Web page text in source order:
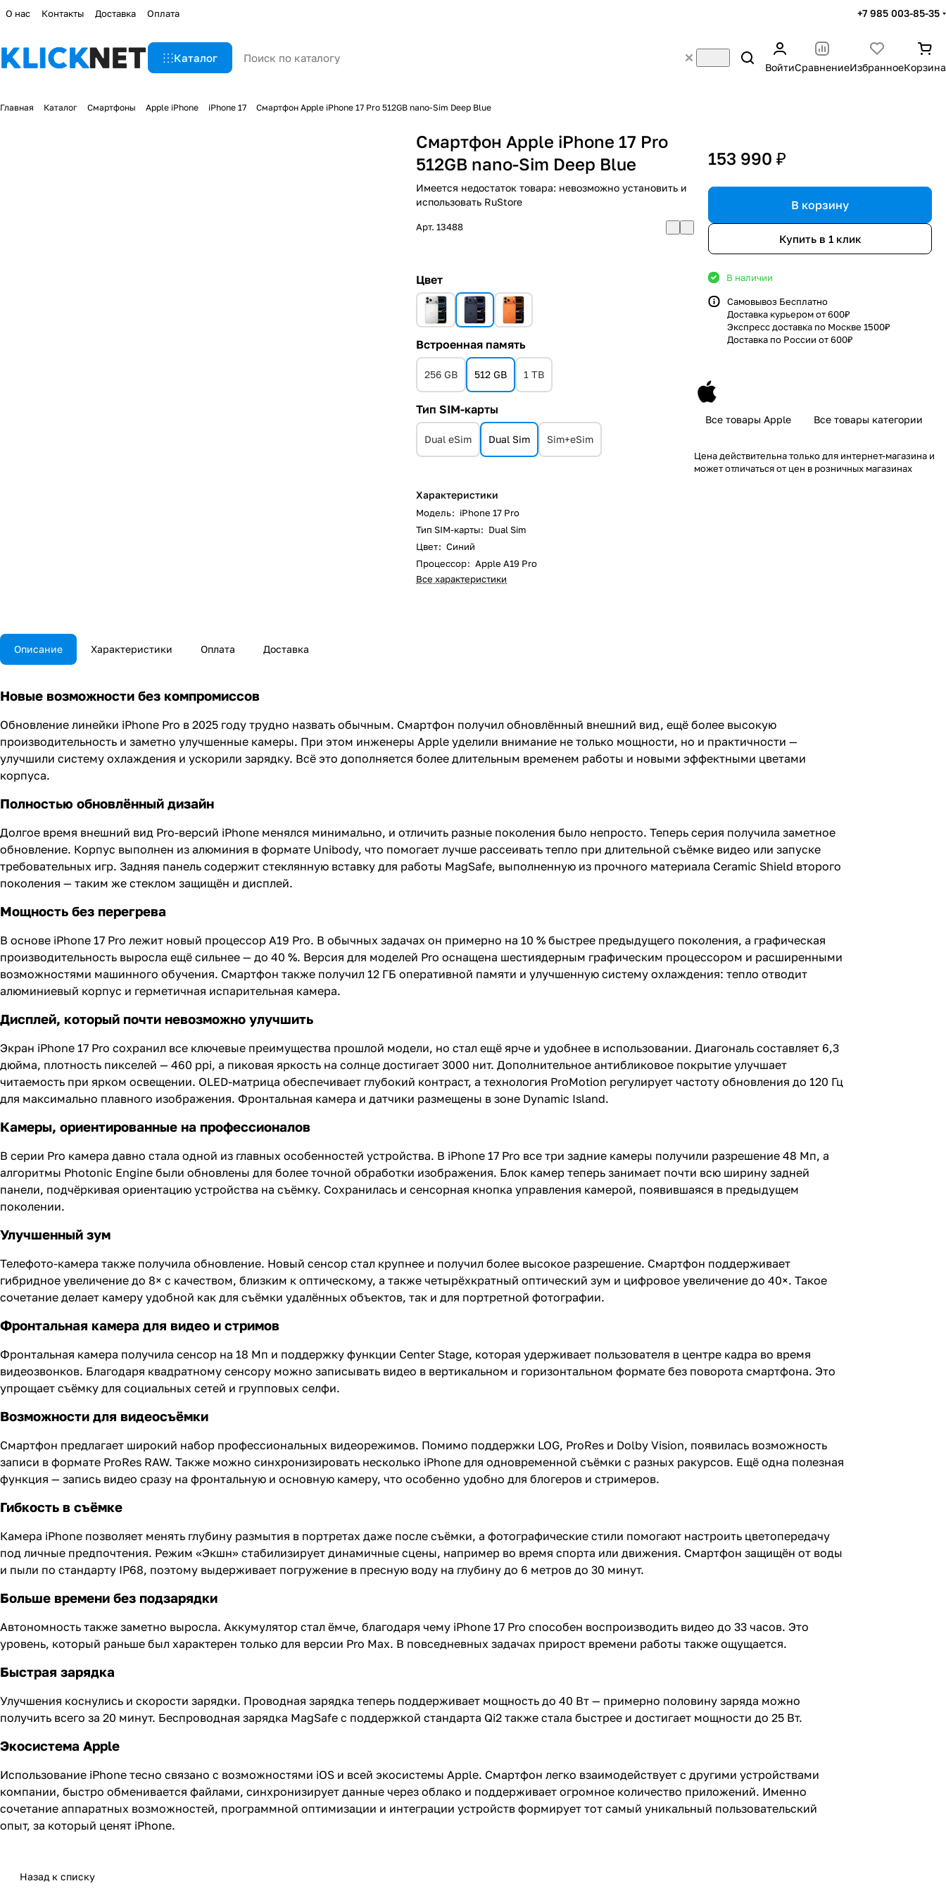
О нас Контакты Доставка Оплата +7 985 003-85-35
Каталог
ВойтиСравнениеИзбранноеКорзина
Главная Каталог Смартфоны Apple iPhone iPhone 17 Смартфон Apple iPhone 17 Pro 512GB nano-Sim Deep Blue
Смартфон Apple iPhone 17 Pro
512GB nano-Sim Deep Blue
Имеется недостаток товара: невозможно установить и
использовать RuStore
Арт.13488
Цвет
Встроенная память
256 GB 512 GB 1 TB
Тип SIM-карты
Dual eSim Dual Sim Sim+eSim
Характеристики
Модель: iPhone 17 Pro
Тип SIM-карты: Dual Sim
Цвет: Синий
Процессор: Apple A19 Pro
Все характеристики
153 990 ₽
В корзину
Купить в 1 клик
В наличии
Самовывоз Бесплатно
Доставка курьером от 600₽
Экспресс доставка по Москве 1500₽
Доставка по России от 600₽
Все товары Apple Все товары категории
Цена действительна только для интернет-магазина и
может отличаться от цен в розничных магазинах
Описание Характеристики Оплата Доставка
Новые возможности без компромиссов
Обновление линейки iPhone Pro в 2025 году трудно назвать обычным. Смартфон получил обновлённый внешний вид, ещё более высокую
производительность и заметно улучшенные камеры. При этом инженеры Apple уделили внимание не только мощности, но и практичности —
улучшили систему охлаждения и ускорили зарядку. Всё это дополняется более длительным временем работы и новыми эффектными цветами
корпуса.
Полностью обновлённый дизайн
Долгое время внешний вид Pro-версий iPhone менялся минимально, и отличить разные поколения было непросто. Теперь серия получила заметное
обновление. Корпус выполнен из алюминия в формате Unibody, что помогает лучше рассеивать тепло при длительной съёмке видео или запуске
требовательных игр. Задняя панель содержит стеклянную вставку для работы MagSafe, выполненную из прочного материала Ceramic Shield второго
поколения — таким же стеклом защищён и дисплей.
Мощность без перегрева
В основе iPhone 17 Pro лежит новый процессор A19 Pro. В обычных задачах он примерно на 10 % быстрее предыдущего поколения, а графическая
производительность выросла ещё сильнее — до 40 %. Версия для моделей Pro оснащена шестиядерным графическим процессором и расширенными
возможностями машинного обучения. Смартфон также получил 12 ГБ оперативной памяти и улучшенную систему охлаждения: тепло отводит
алюминиевый корпус и герметичная испарительная камера.
Дисплей, который почти невозможно улучшить
Экран iPhone 17 Pro сохранил все ключевые преимущества прошлой модели, но стал ещё ярче и удобнее в использовании. Диагональ составляет 6,3
дюйма, плотность пикселей — 460 ppi, а пиковая яркость на солнце достигает 3000 нит. Дополнительное антибликовое покрытие улучшает
читаемость при ярком освещении. OLED-матрица обеспечивает глубокий контраст, а технология ProMotion регулирует частоту обновления до 120 Гц
для максимально плавного изображения. Фронтальная камера и датчики размещены в зоне Dynamic Island.
Камеры, ориентированные на профессионалов
В серии Pro камера давно стала одной из главных особенностей устройства. В iPhone 17 Pro все три задние камеры получили разрешение 48 Мп, а
алгоритмы Photonic Engine были обновлены для более точной обработки изображения. Блок камер теперь занимает почти всю ширину задней
панели, подчёркивая ориентацию устройства на съёмку. Сохранилась и сенсорная кнопка управления камерой, появившаяся в предыдущем
поколении.
Улучшенный зум
Телефото-камера также получила обновление. Новый сенсор стал крупнее и получил более высокое разрешение. Смартфон поддерживает
гибридное увеличение до 8× с качеством, близким к оптическому, а также четырёхкратный оптический зум и цифровое увеличение до 40×. Такое
сочетание делает камеру удобной как для съёмки удалённых объектов, так и для портретной фотографии.
Фронтальная камера для видео и стримов
Фронтальная камера получила сенсор на 18 Мп и поддержку функции Center Stage, которая удерживает пользователя в центре кадра во время
видеозвонков. Благодаря квадратному сенсору можно записывать видео в вертикальном и горизонтальном формате без поворота смартфона. Это
упрощает съёмку для социальных сетей и групповых селфи.
Возможности для видеосъёмки
Смартфон предлагает широкий набор профессиональных видеорежимов. Помимо поддержки LOG, ProRes и Dolby Vision, появилась возможность
записи в формате ProRes RAW. Также можно синхронизировать несколько iPhone для одновременной съёмки с разных ракурсов. Ещё одна полезная
функция — запись видео сразу на фронтальную и основную камеру, что особенно удобно для блогеров и стримеров.
Гибкость в съёмке
Камера iPhone позволяет менять глубину размытия в портретах даже после съёмки, а фотографические стили помогают настроить цветопередачу
под личные предпочтения. Режим «Экшн» стабилизирует динамичные сцены, например во время спорта или движения. Смартфон защищён от воды
и пыли по стандарту IP68, поэтому выдерживает погружение в пресную воду на глубину до 6 метров до 30 минут.
Больше времени без подзарядки
Автономность также заметно выросла. Аккумулятор стал ёмче, благодаря чему iPhone 17 Pro способен воспроизводить видео до 33 часов. Это
уровень, который раньше был характерен только для версии Pro Max. В повседневных задачах прирост времени работы также ощущается.
Быстрая зарядка
Улучшения коснулись и скорости зарядки. Проводная зарядка теперь поддерживает мощность до 40 Вт — примерно половину заряда можно
получить всего за 20 минут. Беспроводная зарядка MagSafe с поддержкой стандарта Qi2 также стала быстрее и достигает мощности до 25 Вт.
Экосистема Apple
Использование iPhone тесно связано с возможностями iOS и всей экосистемы Apple. Смартфон легко взаимодействует с другими устройствами
компании, быстро обменивается файлами, синхронизирует данные через облако и поддерживает огромное количество приложений. Именно
сочетание аппаратных возможностей, программной оптимизации и интеграции устройств формирует тот самый уникальный пользовательский
опыт, за который ценят iPhone.
Назад к списку